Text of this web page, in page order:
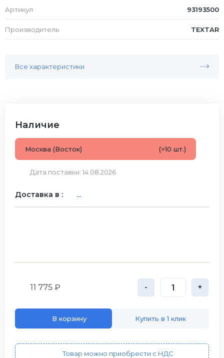
Артикул 93193500
Производитель TEXTAR
Все характеристики
Наличие
Москва (Восток) (>10 шт.)
Дата поставки: 14.08.2026
Доставка в : ...
11 775 ₽ - +
В корзину Купить в 1 клик
Товар можно приобрести с НДС